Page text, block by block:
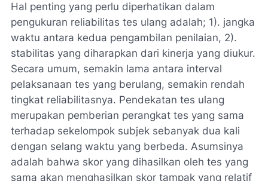
Hal penting yang perlu diperhatikan dalam
pengukuran reliabilitas tes ulang adalah; 1). jangka
waktu antara kedua pengambilan penilaian, 2).
stabilitas yang diharapkan dari kinerja yang diukur.
Secara umum, semakin lama antara interval
pelaksanaan tes yang berulang, semakin rendah
tingkat reliabilitasnya. Pendekatan tes ulang
merupakan pemberian perangkat tes yang sama
terhadap sekelompok subjek sebanyak dua kali
dengan selang waktu yang berbeda. Asumsinya
adalah bahwa skor yang dihasilkan oleh tes yang
sama akan menghasilkan skor tampak yang relatif